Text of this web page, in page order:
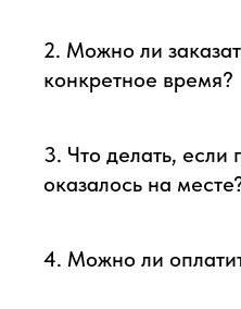
2. Можно ли
конкретное время?
3. Что делать, если
оказалось на
4. Можно ли